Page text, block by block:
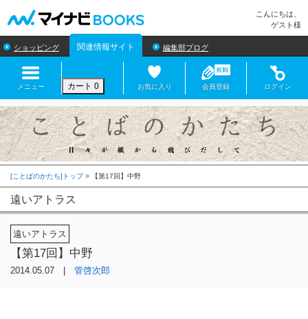
こんにちは、
ゲスト様
ショッピング 関連情報サイト 編集部ブログ
メニュー カート 0 お気に入り 会員登録 ログイン
[ことばのかたち]トップ>
遠いアトラス
遠いアトラス
【第17回】中野
2014.05.07 | 管啓次郎